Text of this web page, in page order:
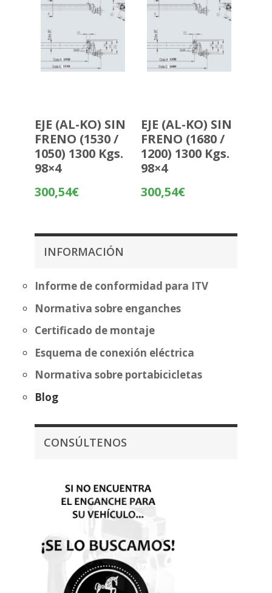
EJE (AL-KO) SIN
FRENO (1530 /
1050) 1300 Kgs.
98×4
300,54€
EJE (AL-KO) SIN
FRENO (1680 /
1200) 1300 Kgs.
98×4
300,54€
INFORMACIÓN
Informe de conformidad para ITV
Normativa sobre enganches
Certificado de montaje
Esquema de conexión eléctrica
Normativa sobre portabicicletas
Blog
CONSÚLTENOS